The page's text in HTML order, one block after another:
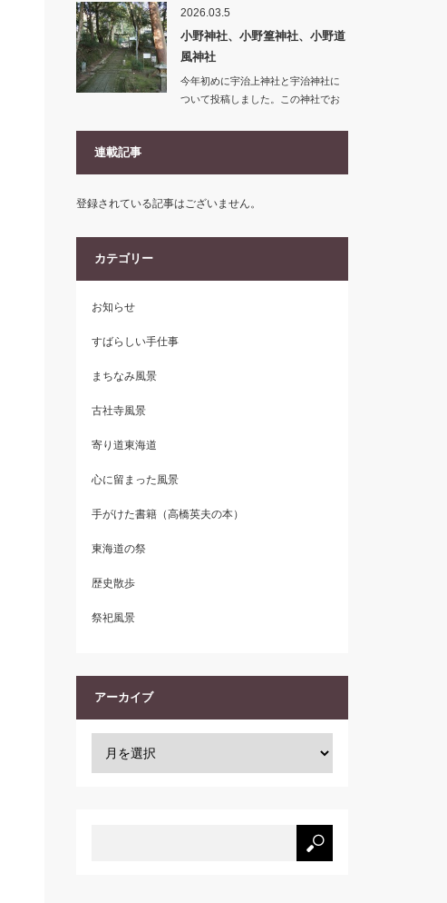
2026.03.5
小野神社、小野篁神社、小野道
風神社
今年初めに宇治上神社と宇治神社に
ついて投稿しました。この神社でお
連載記事
登録されている記事はございません。
カテゴリー
お知らせ
すばらしい手仕事
まちなみ風景
古社寺風景
寄り道東海道
心に留まった風景
手がけた書籍（高橋英夫の本）
東海道の祭
歴史散歩
祭祀風景
アーカイブ